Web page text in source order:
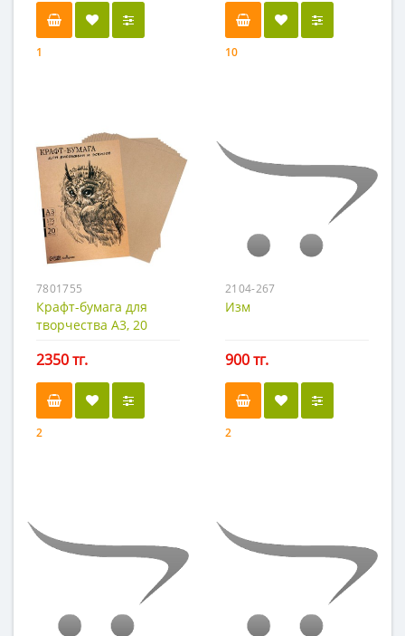
1 10
7801755
Крафт-бумага для
творчества А3, 20
2350 тг.
2
2104-267
Изм
900 тг.
2